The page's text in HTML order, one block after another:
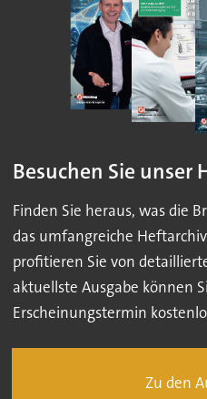
Besuchen Sie unser
Finden Sie heraus, was die
das umfangreiche
profitieren Sie von
aktuellste Ausgabe können
Erscheinungstermin
Zu den